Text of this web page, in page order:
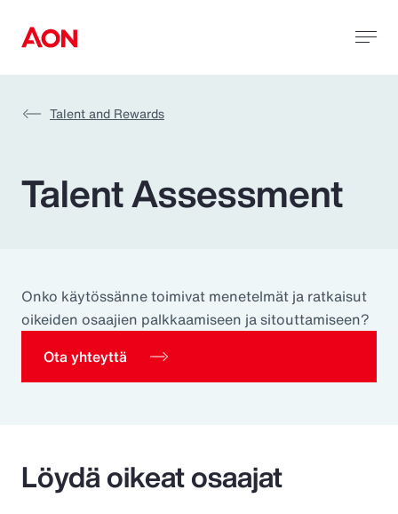
Talent and Rewards
Talent Assessment
Onko käytössänne toimivat menetelmät ja ratkaisut
oikeiden osaajien palkkaamiseen ja sitouttamiseen?
Ota yhteyttä
Löydä oikeat osaajat